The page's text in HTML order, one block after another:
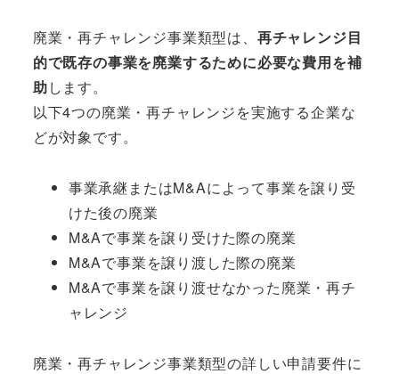
廃業・再チャレンジ事業類型は、 再チャレンジ目
的で既存の事業を廃業するために必要な費用を補
助します。
以下4つの廃業・再チャレンジを実施する企業な
どが対象です。
事業承継またはM&Aによって事業を譲り受
けた後の廃業
M&Aで事業を譲り受けた際の廃業
M&Aで事業を譲り渡した際の廃業
M&Aで事業を譲り渡せなかった廃業・再チ
ャレンジ
廃業・再チャレンジ事業類型の詳しい申請要件に